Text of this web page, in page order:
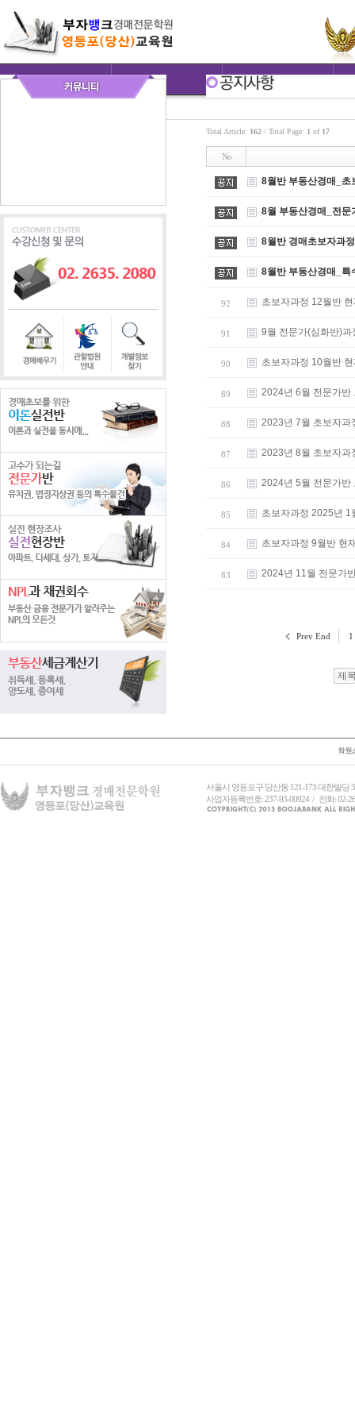
Total Article: 162 / Total Page: 1 of 17
No
8월반 부동산경매_
8월 부동산경매_전
8월반 경매초보자과
8월반 부동산경매_
92 초보자과정 12월반
91 9월 전문가(심화반)과
90 초보자과정 10월반
89 2024년 6월 전문가
88 2023년 7월 초보자
87 2023년 8월 초보자과
86 2024년 5월 전문가
85 초보자과정 2025년
84 초보자과정 9월반 현
83 2024년 11월 전문가
Prev End 1
서울시 영등포구 당산동 121-173 대한빌
사업자등록번호: 237-93-00924 / 전화: 02-